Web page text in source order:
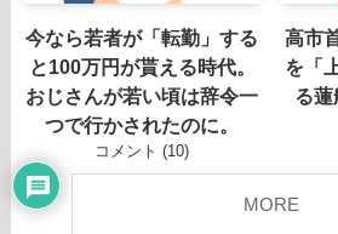
今なら若者が「転勤」する
と100万円が貰える時代。
おじさんが若い頃は辞令一
つで行かされたのに。
コメント (10)
高市
を「
る蓮
MORE